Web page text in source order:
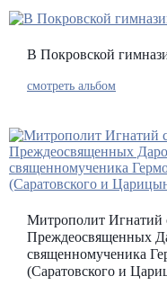
В Покровской
смотреть альбом
Митрополит
Преждеосвященных
священномученика
(Саратовского и